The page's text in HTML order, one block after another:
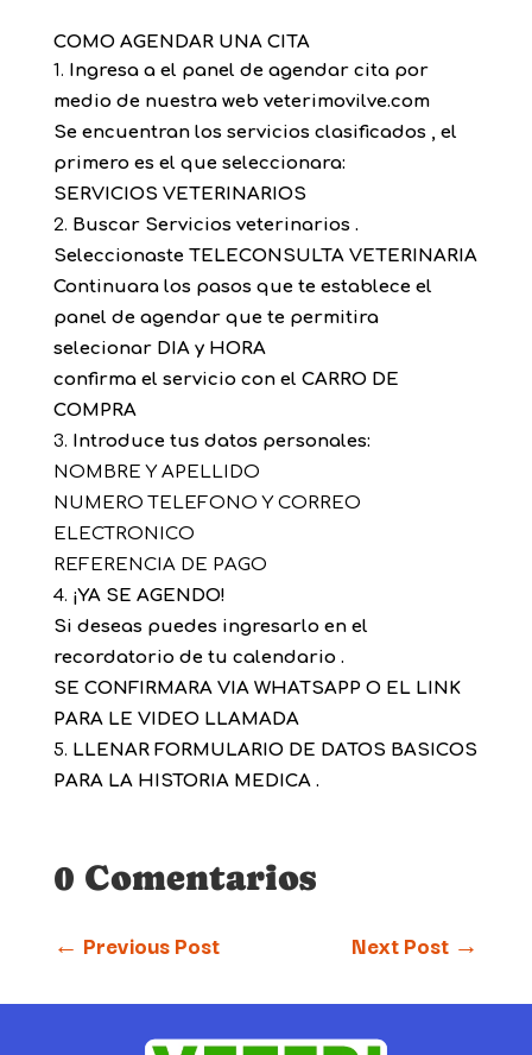
COMO AGENDAR UNA CITA
Ingresa a el panel de agendar cita por
medio de nuestra web veterimovilve.com
Se encuentran los servicios clasificados , el
primero es el que seleccionara:
SERVICIOS VETERINARIOS
Buscar Servicios veterinarios .
Seleccionaste TELECONSULTA VETERINARIA
Continuara los pasos que te establece el
panel de agendar que te permitira
selecionar DIA y HORA
confirma el servicio con el CARRO DE
COMPRA
Introduce tus datos personales:
NOMBRE Y APELLIDO
NUMERO TELEFONO Y CORREO
ELECTRONICO
REFERENCIA DE PAGO
¡YA SE AGENDO!
Si deseas puedes ingresarlo en el
recordatorio de tu calendario .
SE CONFIRMARA VIA WHATSAPP O EL LINK
PARA LE VIDEO LLAMADA
LLENAR FORMULARIO DE DATOS BASICOS
PARA LA HISTORIA MEDICA .
0 Comentarios
← Previous Post Next Post →